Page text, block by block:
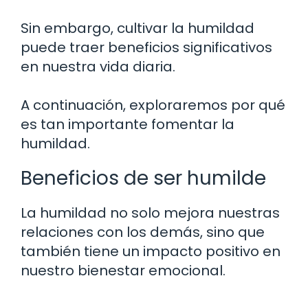
Sin embargo, cultivar la humildad
puede traer beneficios significativos
en nuestra vida diaria.
A continuación, exploraremos por qué
es tan importante fomentar la
humildad.
Beneficios de ser humilde
La humildad no solo mejora nuestras
relaciones con los demás, sino que
también tiene un impacto positivo en
nuestro bienestar emocional.